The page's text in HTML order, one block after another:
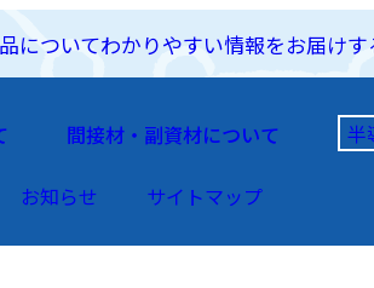
についてわかりやすい情報をお届けす
間接材・副資材について 半
お知らせ サイトマップ